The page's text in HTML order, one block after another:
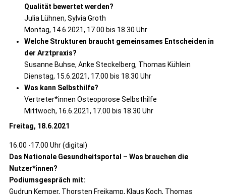
Qualität bewertet werden?
Julia Lühnen, Sylvia Groth
Montag, 14.6.2021, 17.00 bis 18.30 Uhr
Welche Strukturen braucht gemeinsames Entscheiden in
der Arztpraxis?
Susanne Buhse, Anke Steckelberg, Thomas Kühlein
Dienstag, 15.6.2021, 17.00 bis 18.30 Uhr
Was kann Selbsthilfe?
Vertreter*innen Osteoporose Selbsthilfe
Mittwoch, 16.6.2021, 17.00 bis 18.30 Uhr
Freitag, 18.6.2021
16.00 -17.00 Uhr (digital)
Das Nationale Gesundheitsportal – Was brauchen die
Nutzer*innen?
Podiumsgespräch mit:
Gudrun Kemper, Thorsten Freikamp, Klaus Koch, Thomas